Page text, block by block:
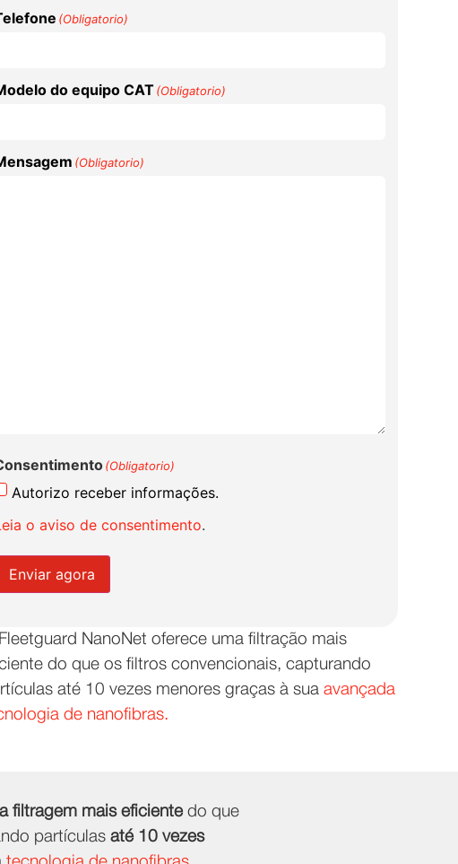
(Obligatorio)
do equipo CAT (Obligatorio)
(Obligatorio)
(Obligatorio)
Autorizo receber informações.
o aviso de consentimento.
Enviar agora
NanoNet oferece uma filtração mais
do que os filtros convencionais, capturando
até 10 vezes menores graças à sua avançada
de nanofibras.
filtragem mais eficientedo que
partículas até 10 vezes